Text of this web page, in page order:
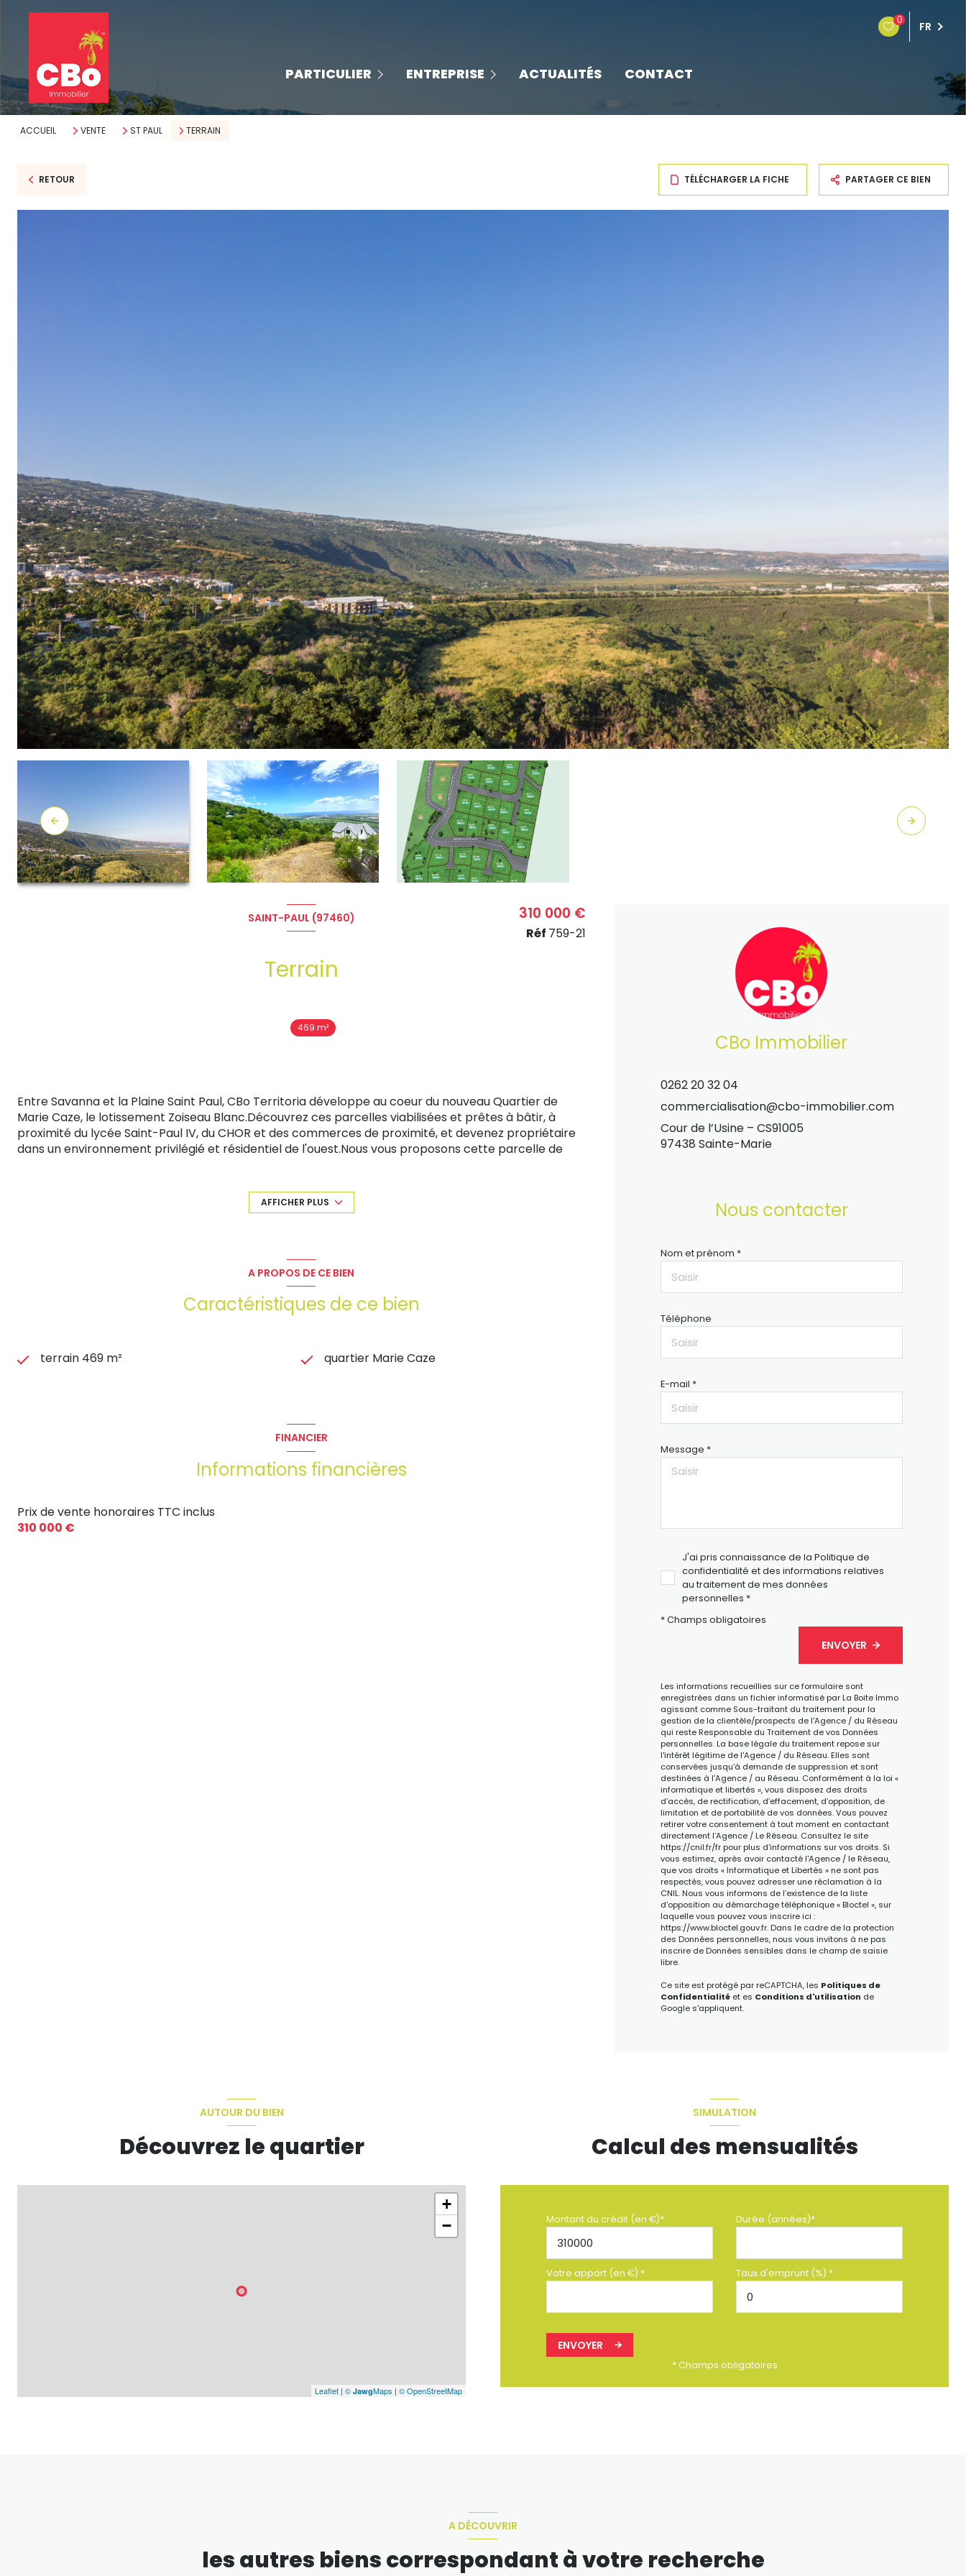
0 FR
PARTICULIER
neufs ENTREPRISE
nos espaces de coworking
ACTUALITÉS CONTACT
ACCUEIL VENTE ST PAUL TERRAIN
RETOUR TÉLÉCHARGER LA FICHE PARTAGER CE BIEN
SAINT-PAUL (97460)
Terrain
469 m²
310 000 €
Réf 759-21
Entre Savanna et la Plaine Saint Paul, CBo Territoria développe au coeur du nouveau Quartier de
Marie Caze, le lotissement Zoiseau Blanc.Découvrez ces parcelles viabilisées et prêtes à bâtir, à
proximité du lycée Saint-Paul IV, du CHOR et des commerces de proximité, et devenez propriétaire
dans un environnement privilégié et résidentiel de l'ouest.Nous vous proposons cette parcelle de
Les informations sur les risques auxquels ce bien est exposé sont disponibles sur le site Géorisques :
AFFICHER PLUS
A PROPOS DE CE BIEN
Caractéristiques de ce bien
terrain 469 m² quartier Marie Caze
FINANCIER
Informations financières
Prix de vente honoraires TTC inclus
310 000 €
CBo Immobilier
0262 20 32 04
commercialisation@cbo-immobilier.com
Cour de l’Usine – CS91005
97438 Sainte-Marie
Nous contacter
Nom et prénom *
Téléphone
E-mail *
Message *
J'ai pris connaissance de la Politique de
confidentialité et des informations relatives
au traitement de mes données
personnelles *
* Champs obligatoires
ENVOYER
Les informations recueillies sur ce formulaire sont
enregistrées dans un fichier informatisé par La Boite Immo
agissant comme Sous-traitant du traitement pour la
gestion de la clientèle/prospects de l'Agence / du Réseau
qui reste Responsable du Traitement de vos Données
personnelles. La base légale du traitement repose sur
l'intérêt légitime de l'Agence / du Réseau. Elles sont
conservées jusqu'à demande de suppression et sont
destinées à l'Agence / au Réseau. Conformément à la loi «
informatique et libertés », vous disposez des droits
d’accès, de rectification, d’effacement, d’opposition, de
limitation et de portabilité de vos données. Vous pouvez
retirer votre consentement à tout moment en contactant
directement l’Agence / Le Réseau. Consultez le site
https://cnil.fr/frpour plus d’informations sur vos droits. Si
vous estimez, après avoir contacté l'Agence / le Réseau,
que vos droits « Informatique et Libertés » ne sont pas
respectés, vous pouvez adresser une réclamation à la
CNIL. Nous vous informons de l’existence de la liste
d'opposition au démarchage téléphonique « Bloctel », sur
laquelle vous pouvez vous inscrire ici :
https://www.bloctel.gouv.fr. Dans le cadre de la protection
des Données personnelles, nous vous invitons à ne pas
inscrire de Données sensibles dans le champ de saisie
libre.
Ce site est protégé par reCAPTCHA, les Politiques de
Confidentialitéet es Conditions d'utilisation de
Google s'appliquent.
AUTOUR DU BIEN
Découvrez le quartier
+
−
Leaflet | © JawgMaps | © OpenStreetMap
SIMULATION
Calcul des mensualités
Montant du crédit (en €)* Durée (années)*
Votre apport (en €) * Taux d'emprunt (%) *
ENVOYER
* Champs obligatoires
A DÉCOUVRIR
les autres biens correspondant à votre recherche